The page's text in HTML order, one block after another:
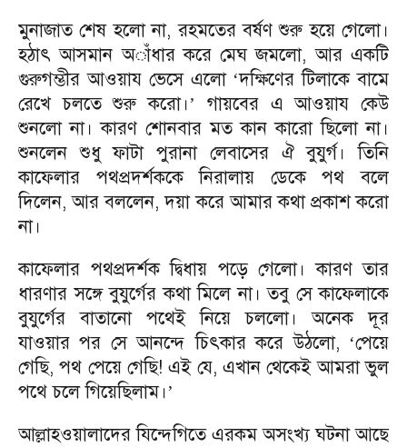
মুনাজাত শেষ হলো না, রহমতের বর্ষণ শুরু হয়ে গেলো।
হঠাৎ আসমান অাঁধার করে মেঘ জমলো, আর একটি
গুরুগম্ভীর আওয়ায ভেসে এলো ‘দক্ষিণের টিলাকে বামে
রেখে চলতে শুরু করো।’
গায়বের এ আওয়ায কেউ
শুনলো না। কারণ শোনবার মত কান কারো ছিলো না।
শুনলেন শুধু ফাটা পুরানা লেবাসের ঐ বুযুর্গ। তিনি
কাফেলার পথপ্রদর্শককে নিরালায় ডেকে পথ বলে
দিলেন, আর বললেন, দয়া করে আমার কথা প্রকাশ করো
না।
কাফেলার পথপ্রদর্শক দ্বিধায় পড়ে গেলো। কারণ তার
ধারণার সঙ্গে বুযুর্গের কথা মিলে না। তবু সে কাফেলাকে
বুযুর্গের বাতানো পথেই নিয়ে চললো। অনেক দূর
যাওয়ার পর সে আনন্দে চিৎকার করে উঠলো, ‘পেয়ে
গেছি, পথ পেয়ে গেছি! এই যে, এখান থেকেই আমরা ভুল
পথে চলে গিয়েছিলাম।’
আল্লাহওয়ালাদের যিন্দেগিতে এরকম অসংখ্য ঘটনা আছে